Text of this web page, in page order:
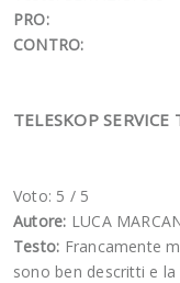
PRO:
CONTRO:
TELESKOP SERVICE
Voto: 5 / 5
Autore: LUCA
Testo: Francamente
sono ben descritti e